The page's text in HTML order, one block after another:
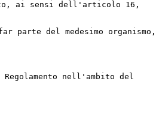
ai sensi dell'articolo 16,
parte del medesimo organismo,
nell'ambito del